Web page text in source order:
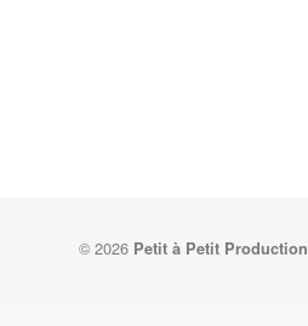
© 2026 Petit à Petit Production